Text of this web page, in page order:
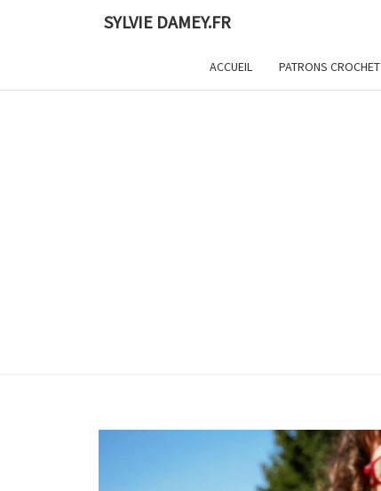
SYLVIE DAMEY.FR
ACCUEIL PATRONS CROCHET